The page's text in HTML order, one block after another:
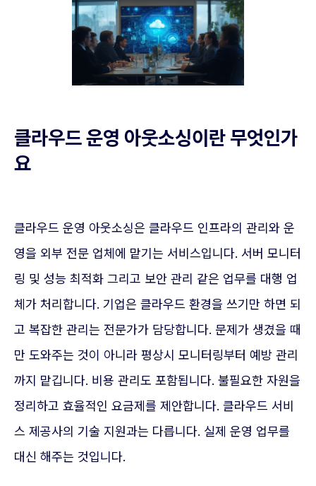
클라우드 운영 아웃소싱이란 무엇인가
요
클라우드 운영 아웃소싱은 클라우드 인프라의 관리와 운
영을 외부 전문 업체에 맡기는 서비스입니다. 서버 모니터
링 및 성능 최적화 그리고 보안 관리 같은 업무를 대행 업
체가 처리합니다. 기업은 클라우드 환경을 쓰기만 하면 되
고 복잡한 관리는 전문가가 담당합니다. 문제가 생겼을 때
만 도와주는 것이 아니라 평상시 모니터링부터 예방 관리
까지 맡깁니다. 비용 관리도 포함됩니다. 불필요한 자원을
정리하고 효율적인 요금제를 제안합니다. 클라우드 서비
스 제공사의 기술 지원과는 다릅니다. 실제 운영 업무를
대신 해주는 것입니다.